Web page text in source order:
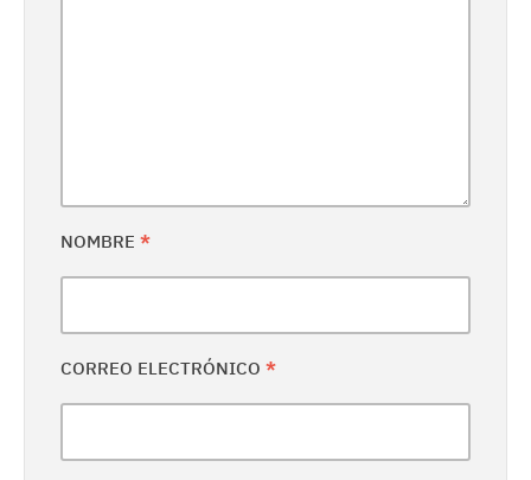
NOMBRE *
CORREO ELECTRÓNICO *